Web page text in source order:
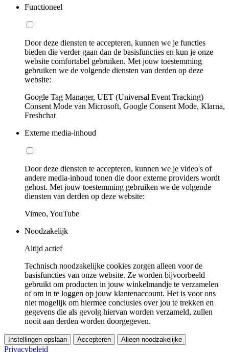
Functioneel
Door deze diensten te accepteren, kunnen we je functies
bieden die verder gaan dan de basisfuncties en kun je onze
website comfortabel gebruiken. Met jouw toestemming
gebruiken we de volgende diensten van derden op deze
website:
Google Tag Manager, UET (Universal Event Tracking)
Consent Mode van Microsoft, Google Consent Mode, Klarna,
Freshchat
Externe media-inhoud
Door deze diensten te accepteren, kunnen we je video's of
andere media-inhoud tonen die door externe providers wordt
gehost. Met jouw toestemming gebruiken we de volgende
diensten van derden op deze website:
Vimeo, YouTube
Noodzakelijk
Altijd actief
Technisch noodzakelijke cookies zorgen alleen voor de
basisfuncties van onze website. Ze worden bijvoorbeeld
gebruikt om producten in jouw winkelmandje te verzamelen
of om in te loggen op jouw klantenaccount. Het is voor ons
niet mogelijk om hiermee conclusies over jou te trekken en
gegevens die als gevolg hiervan worden verzameld, zullen
nooit aan derden worden doorgegeven.
Instellingen opslaan Accepteren Alleen noodzakelijke
Privacybeleid